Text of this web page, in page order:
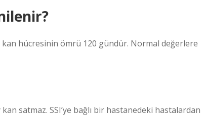
hücresinin ömrü 120 gündür. Normal değerlere
satmaz. SSI’ye bağlı bir hastanedeki hastalardan